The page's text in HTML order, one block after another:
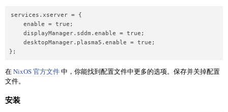
services.xserver = {
    enable = true;
    displayManager.sddm.enable = true;
    desktopManager.plasma5.enable = true;
在NixOS 官方文件中，你能找到配置文件中更多的选项。保存并关掉配置
文件。
安装